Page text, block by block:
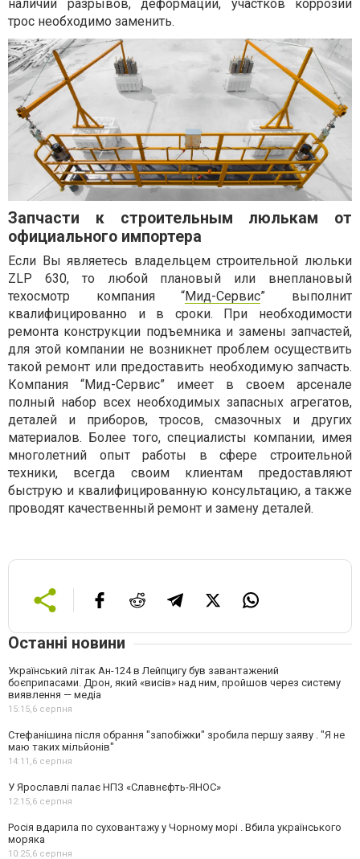
наличии разрывов, деформации, участков коррозии
трос необходимо заменить.
Запчасти к строительным люлькам от
официального импортера
Если Вы являетесь владельцем строительной люльки
ZLP 630, то любой плановый или внеплановый
техосмотр компания “Мид-Сервис” выполнит
квалифицированно и в сроки. При необходимости
ремонта конструкции подъемника и замены запчастей,
для этой компании не возникнет проблем осуществить
такой ремонт или предоставить необходимую запчасть.
Компания “Мид-Сервис” имеет в своем арсенале
полный набор всех необходимых запасных агрегатов,
деталей и приборов, тросов, смазочных и других
материалов. Более того, специалисты компании, имея
многолетний опыт работы в сфере строительной
техники, всегда своим клиентам предоставляют
быструю и квалифицированную консультацию, а также
проводят качественный ремонт и замену деталей.
Останні новини
Український літак Ан-124 в Лейпцигу був завантажений
боєприпасами. Дрон, який «висів» над ним, пройшов через систему
виявлення — медіа
15:15, 6 серпня
Стефанішина після обрання "запобіжки" зробила першу заяву . "Я не
маю таких мільйонів"
14:11, 6 серпня
У Ярославлі палає НПЗ «Славнєфть-ЯНОС»
12:15, 6 серпня
Росія вдарила по суховантажу у Чорному морі . Вбила українського
моряка
10:25, 6 серпня